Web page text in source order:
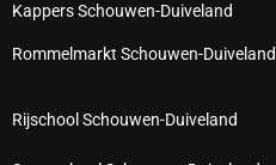
Kappers Schouwen-Duiveland
Rommelmarkt Schouwen-Duiveland
Rijschool Schouwen-Duiveland